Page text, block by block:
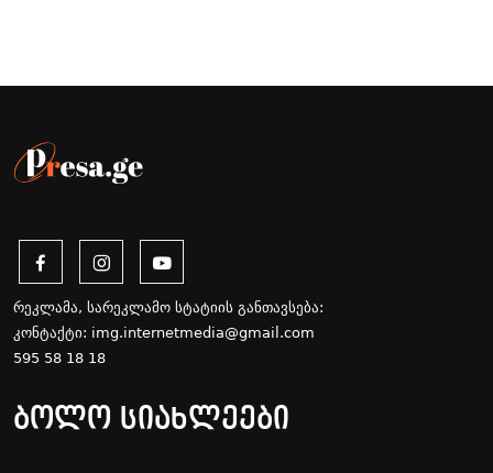
რეკლამა, სარეკლამო სტატიის განთავსება:
კონტაქტი: img.internetmedia@gmail.com
595 58 18 18
ბოლო სიახლეები